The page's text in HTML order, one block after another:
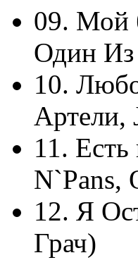
09. Мой
Один Из
10.
Артели,
11.
N`Pans,
12. Я
Грач)